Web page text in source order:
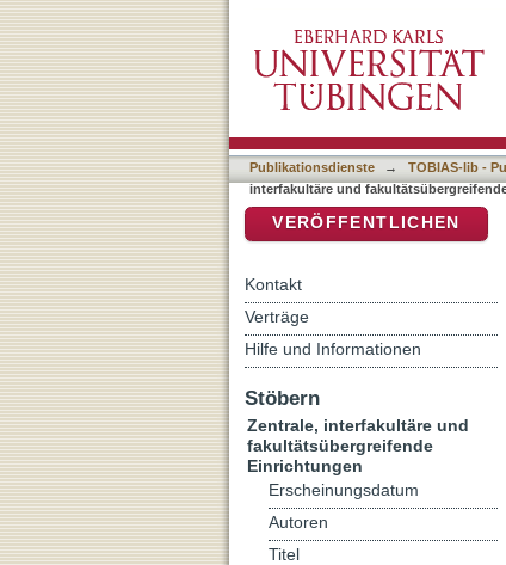
Michelle"
Publikationsdienste → TOBIAS-lib -
interfakultäre und
VERÖFFENTLICHEN
Kontakt
Verträge
Hilfe und Informationen
Stöbern
Zentrale, interfakultäre und
fakultätsübergreifende
Einrichtungen
Erscheinungsdatum
Autoren
Titel